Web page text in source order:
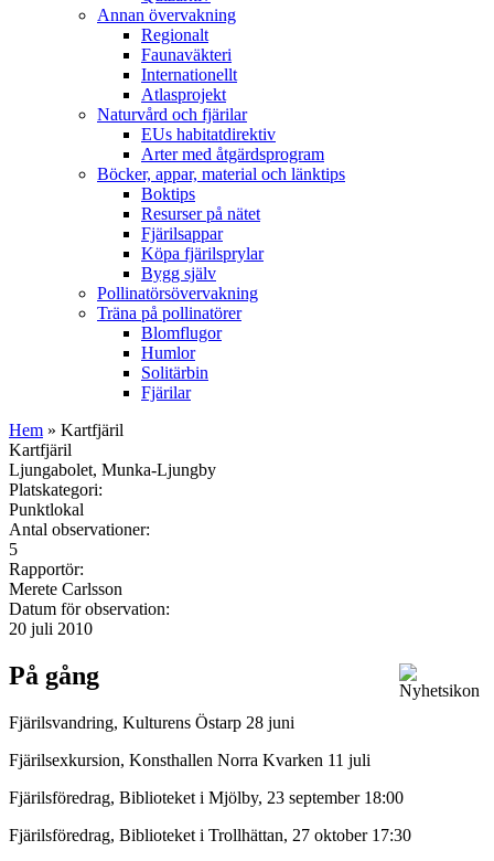
Annan övervakning
Regionalt
Faunaväkteri
Internationellt
Atlasprojekt
Naturvård och fjärilar
EUs habitatdirektiv
Arter med åtgärdsprogram
Böcker, appar, material och länktips
Boktips
Resurser på nätet
Fjärilsappar
Köpa fjärilsprylar
Bygg själv
Pollinatörsövervakning
Träna på pollinatörer
Blomflugor
Humlor
Solitärbin
Fjärilar
Hem » Kartfjäril
Kartfjäril
Ljungabolet, Munka-Ljungby
Platskategori:
Punktlokal
Antal observationer:
5
Rapportör:
Merete Carlsson
Datum för observation:
20 juli 2010
På gång
Fjärilsvandring, Kulturens Östarp 28 juni
Fjärilsexkursion, Konsthallen Norra Kvarken 11 juli
Fjärilsföredrag, Biblioteket i Mjölby, 23 september 18:00
Fjärilsföredrag, Biblioteket i Trollhättan, 27 oktober 17:30